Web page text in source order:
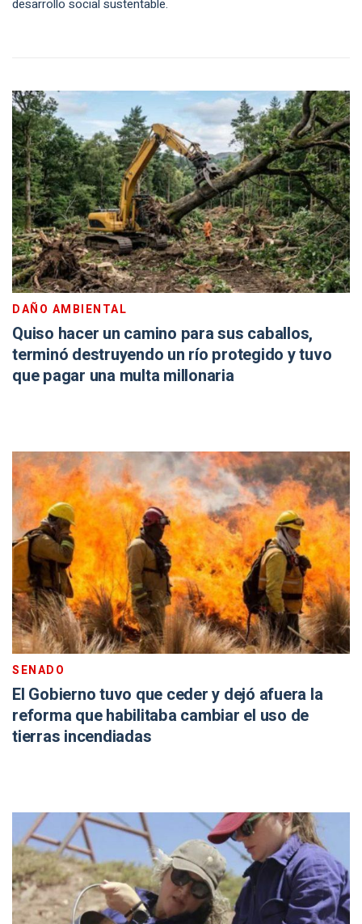
desarrollo social sustentable.
DAÑO AMBIENTAL
Quiso hacer un camino para sus caballos,
terminó destruyendo un río protegido y tuvo
que pagar una multa millonaria
SENADO
El Gobierno tuvo que ceder y dejó afuera la
reforma que habilitaba cambiar el uso de
tierras incendiadas